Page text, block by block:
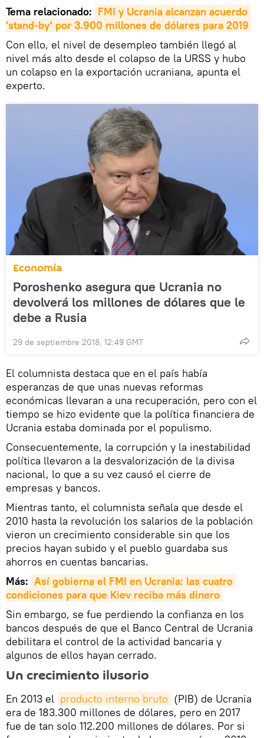
Tema relacionado: FMI y Ucrania alcanzan acuerdo
'stand-by' por 3.900 millones de dólares para 2019
Con ello, el nivel de desempleo también llegó al
nivel más alto desde el colapso de la URSS y hubo
un colapso en la exportación ucraniana, apunta el
experto.
Economía
Poroshenko asegura que Ucrania no
devolverá los millones de dólares que le
debe a Rusia
29 de septiembre 2018, 12:49 GMT
El columnista destaca que en el país había
esperanzas de que unas nuevas reformas
económicas llevaran a una recuperación, pero con el
tiempo se hizo evidente que la política financiera de
Ucrania estaba dominada por el populismo.
Consecuentemente, la corrupción y la inestabilidad
política llevaron a la desvalorización de la divisa
nacional, lo que a su vez causó el cierre de
empresas y bancos.
Mientras tanto, el columnista señala que desde el
2010 hasta la revolución los salarios de la población
vieron un crecimiento considerable sin que los
precios hayan subido y el pueblo guardaba sus
ahorros en cuentas bancarias.
Más: Así gobierna el FMI en Ucrania: las cuatro
condiciones para que Kiev reciba más dinero
Sin embargo, se fue perdiendo la confianza en los
bancos después de que el Banco Central de Ucrania
debilitara el control de la actividad bancaria y
algunos de ellos hayan cerrado.
Un crecimiento ilusorio
En 2013 el producto interno bruto (PIB) de Ucrania
era de 183.300 millones de dólares, pero en 2017
fue de tan solo 112.200 millones de dólares. Por si